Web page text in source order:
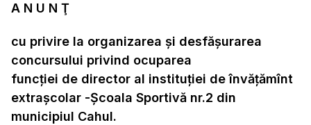
A N U N Ţ
сu privire la organizarea și desfăşurarea
concursului privind ocuparea
funcției de director al instituției de învățămînt
extrașcolar -Școala Sportivă nr.2 din
municipiul Cahul.